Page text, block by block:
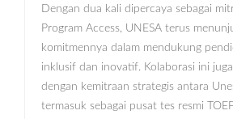
Dengan dua kali dipercaya sebagai
Program Access, UNESA terus
komitmennya dalam mendukung
inklusif dan inovatif. Kolaborasi ini
dengan kemitraan strategis antara
termasuk sebagai pusat tes resmi